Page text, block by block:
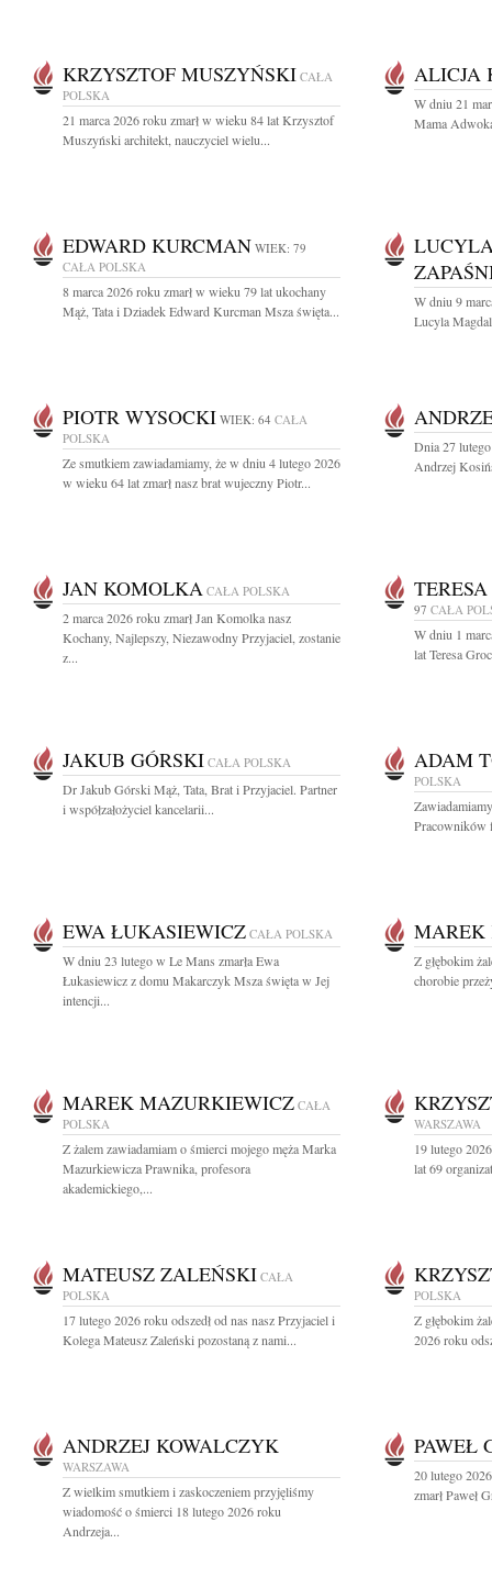
KRZYSZTOF MUSZYŃSKI CAŁA
POLSKA
21 marca 2026 roku zmarł w wieku 84 lat Krzysztof
Muszyński architekt, nauczyciel wielu...
ALICJA
W dniu 21
Mama
EDWARD KURCMAN WIEK: 79
CAŁA POLSKA
8 marca 2026 roku zmarł w wieku 79 lat ukochany
Mąż, Tata i Dziadek Edward Kurcman Msza święta...
W dniu 9
Lucyla
PIOTR WYSOCKI WIEK: 64 CAŁA
POLSKA
Ze smutkiem zawiadamiamy, że w dniu 4 lutego 2026
w wieku 64 lat zmarł nasz brat wujeczny Piotr...
Dnia 27
Andrzej
JAN KOMOLKA CAŁA POLSKA
2 marca 2026 roku zmarł Jan Komolka nasz
Kochany, Najlepszy, Niezawodny Przyjaciel, zostanie
z...
97 CAŁA
W dniu 1
lat Teresa
JAKUB GÓRSKI CAŁA POLSKA
Dr Jakub Górski Mąż, Tata, Brat i Przyjaciel. Partner
i współzałożyciel kancelarii...
ADAM
POLSKA
Pracowników
EWA ŁUKASIEWICZ CAŁA POLSKA
W dniu 23 lutego w Le Mans zmarła Ewa
Łukasiewicz z domu Makarczyk Msza święta w Jej
intencji...
MAREK
Z głębokim
chorobie
MAREK MAZURKIEWICZ CAŁA
POLSKA
Z żalem zawiadamiam o śmierci mojego męża Marka
Mazurkiewicza Prawnika, profesora
akademickiego,...
WARSZAWA
19 lutego
lat 69
MATEUSZ ZALEŃSKI CAŁA
POLSKA
17 lutego 2026 roku odszedł od nas nasz Przyjaciel i
Kolega Mateusz Zaleński pozostaną z nami...
POLSKA
Z głębokim
2026 roku
ANDRZEJ KOWALCZYK
WARSZAWA
Z wielkim smutkiem i zaskoczeniem przyjęliśmy
wiadomość o śmierci 18 lutego 2026 roku
Andrzeja...
PAWEŁ
20 lutego
zmarł Paweł